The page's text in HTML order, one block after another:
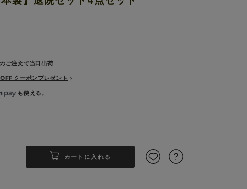
ご注文で当日出荷
クーポンプレゼント
も使える。
カートに入れる